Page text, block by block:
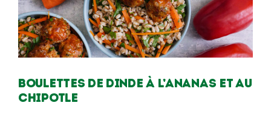
et
à
l’avocat
Boulettes de dinde à l’ananas et au
chipotle